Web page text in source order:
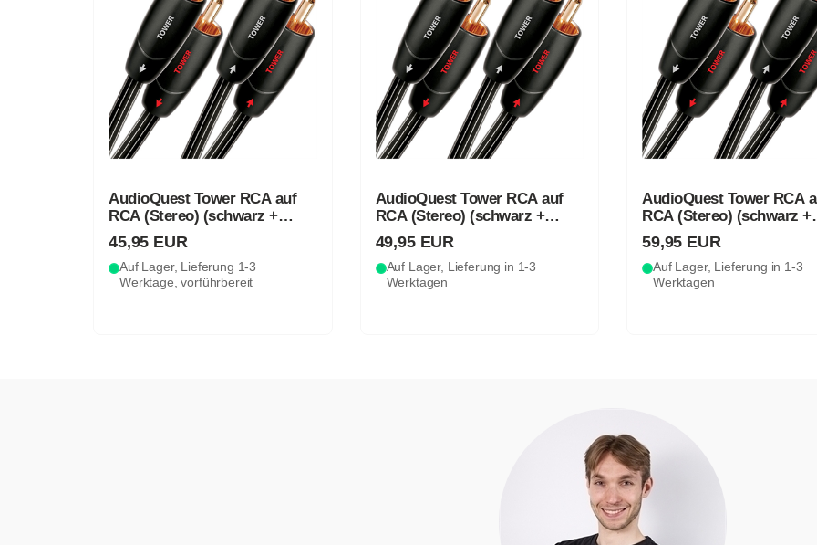
AudioQuest Tower RCA auf
RCA (Stereo) (schwarz +
weiß)
45,95 EUR
Auf Lager, Lieferung 1-3
Werktage, vorführbereit
AudioQuest Tower RCA auf
RCA (Stereo) (schwarz +
weiß)
49,95 EUR
Auf Lager, Lieferung in 1-3
Werktagen
AudioQuest Tower RCA
RCA (Stereo) (schwarz +
weiß)
59,95 EUR
Auf Lager, Lieferung in 1-3
Werktagen